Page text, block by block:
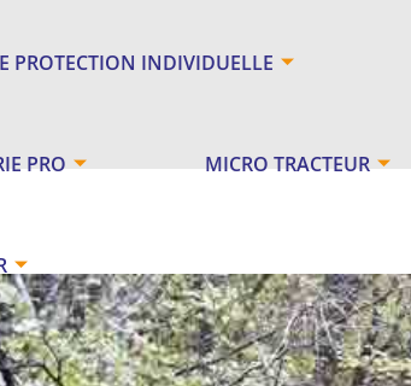
PROTECTION INDIVIDUELLE
PRO MICRO TRACTEUR